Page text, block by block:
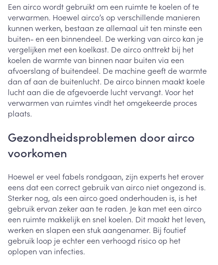
Een airco wordt gebruikt om een ruimte te koelen of te
verwarmen. Hoewel airco’s op verschillende manieren
kunnen werken, bestaan ze allemaal uit ten minste een
buiten- en een binnendeel. De werking van airco kan je
vergelijken met een koelkast. De airco onttrekt bij het
koelen de warmte van binnen naar buiten via een
afvoerslang of buitendeel. De machine geeft de warmte
dan af aan de buitenlucht. De airco binnen maakt koele
lucht aan die de afgevoerde lucht vervangt. Voor het
verwarmen van ruimtes vindt het omgekeerde proces
plaats.
Gezondheidsproblemen door airco
voorkomen
Hoewel er veel fabels rondgaan, zijn experts het erover
eens dat een correct gebruik van airco niet ongezond is.
Sterker nog, als een airco goed onderhouden is, is het
gebruik ervan zeker aan te raden. Je kan met een airco
een ruimte makkelijk en snel koelen. Dit maakt het leven,
werken en slapen een stuk aangenamer. Bij foutief
gebruik loop je echter een verhoogd risico op het
oplopen van infecties.